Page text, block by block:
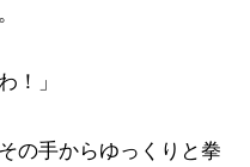
！」
の手からゆっくりと拳